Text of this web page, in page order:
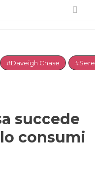
#Daveigh Chase
succede
consumi